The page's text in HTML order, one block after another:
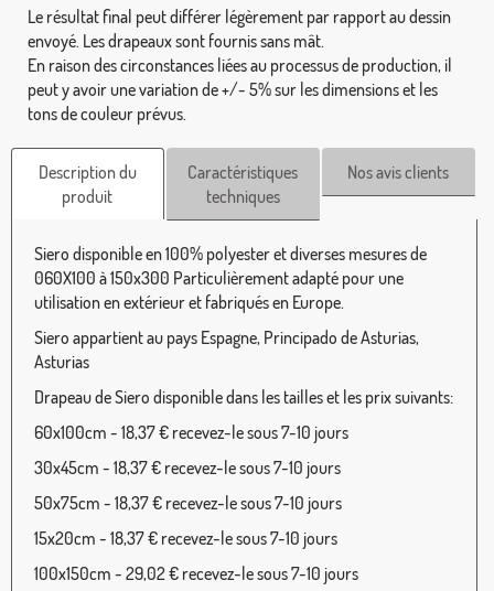
Le résultat final peut différer légèrement par rapport au dessin
envoyé. Les drapeaux sont fournis sans mât.
En raison des circonstances liées au processus de production, il
peut y avoir une variation de +/- 5% sur les dimensions et les
tons de couleur prévus.
Description du
produit
Caractéristiques
techniques
Nos avis clients
Siero disponible en 100% polyester et diverses mesures de
060X100 à 150x300 Particulièrement adapté pour une
utilisation en extérieur et fabriqués en Europe.
Siero appartient au pays Espagne, Principado de Asturias,
Asturias
Drapeau de Siero disponible dans les tailles et les prix suivants:
60x100cm - 18,37 € recevez-le sous 7-10 jours
30x45cm - 18,37 € recevez-le sous 7-10 jours
50x75cm - 18,37 € recevez-le sous 7-10 jours
15x20cm - 18,37 € recevez-le sous 7-10 jours
100x150cm - 29,02 € recevez-le sous 7-10 jours